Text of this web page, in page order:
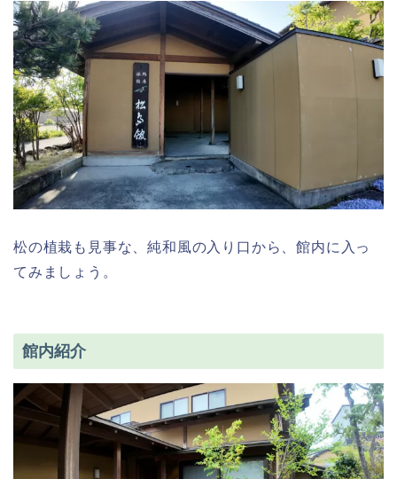
松の植栽も見事な、純和風の入り口から、館内に入っ
てみましょう。
館内紹介